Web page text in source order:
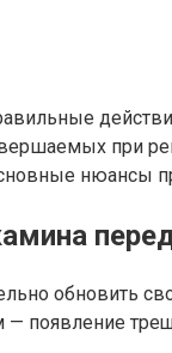
при
нюансы
обновить
появление